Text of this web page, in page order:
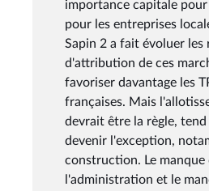
importance capitale
pour les entreprises
Sapin 2 a fait évoluer les
d'attribution de ces
favoriser davantage les
françaises. Mais
devrait être la règle,
devenir l'exception,
construction. Le manque
l'administration et le